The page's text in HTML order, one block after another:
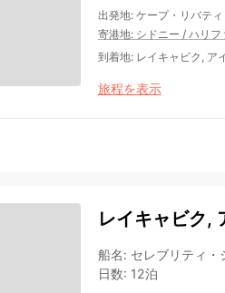
出発地: ケープ・リバテ
寄港地: シドニー / ハリフ
到着地: レイキャビク, ア
旅程を表示
レイキャビク,
船名: セレブリティ・
日数: 12泊